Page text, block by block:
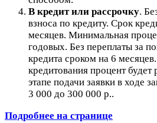
В кредит или рассрочку.
взноса по кредиту. Срок
месяцев. Минимальная
годовых. Без переплаты за
кредита сроком на 6
кредитования процент будет
этапе подачи заявки в ходе
3 000 до 300 000 р..
Подробнее на странице